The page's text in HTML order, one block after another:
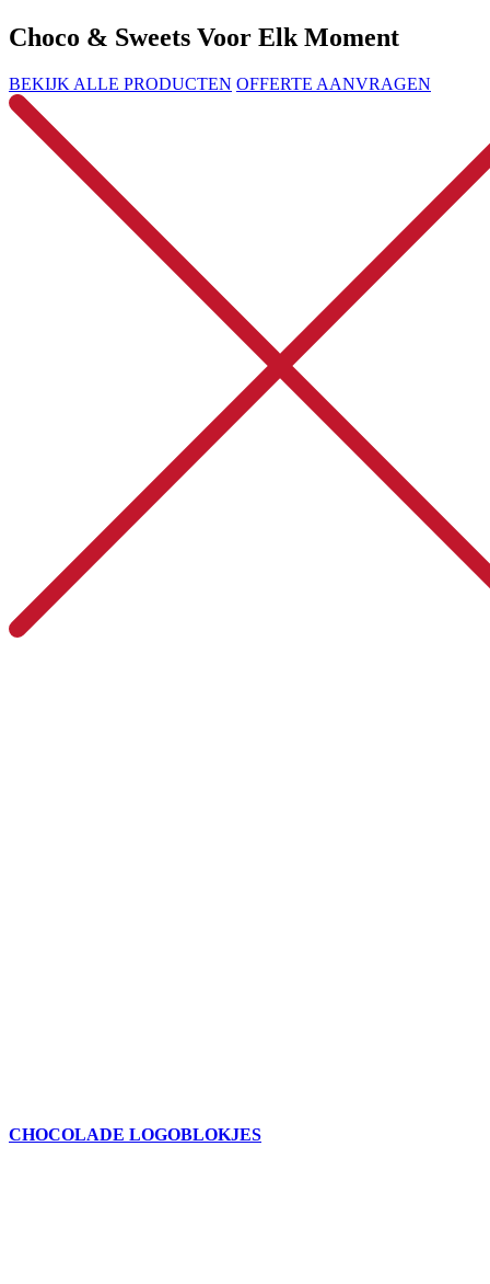
Choco & Sweets Voor Elk Moment
BEKIJK ALLE PRODUCTEN OFFERTE AANVRAGEN
CHOCOLADE LOGOBLOKJES